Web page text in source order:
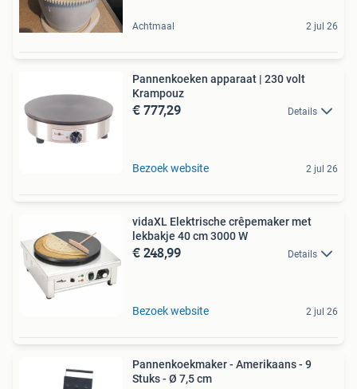
Achtmaal 2 jul 26
Pannenkoeken apparaat | 230 volt
Krampouz
€ 777,29 Details
Bezoek website 2 jul 26
vidaXL Elektrische crêpemaker met
lekbakje 40 cm 3000 W
€ 248,99 Details
Bezoek website 2 jul 26
Pannenkoekmaker - Amerikaans - 9
Stuks - Ø 7,5 cm